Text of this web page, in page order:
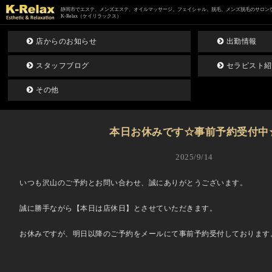
静岡市でエステ、メンズエステ、オイルマッサージ、フェイシャル、脱毛、メンズ脱毛のサロン
K-Relax（ケイリラックス）
店からのお知らせ 出勤情報
スタッフブログ セラピスト
その他
本日お休みです☆事前予約受付
2025/9/14
いつも沢山のご予約とお問い合わせ、誠にありがとうございます。
誠に勝手ながら【本日は店休日】とさせていただきます。
お休みですが、明日以降のご予約をメールにて事前予約受付しております